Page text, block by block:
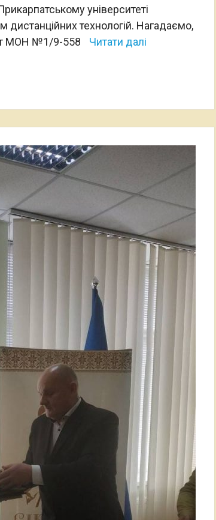
університеті
технологій. Нагадаємо,
МОН №1/9-558
Читати далі